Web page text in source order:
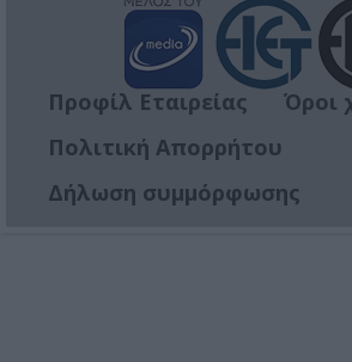
Προφίλ Εταιρείας
Όροι
Πολιτική Απορρήτου
Δήλωση συμμόρφωσης